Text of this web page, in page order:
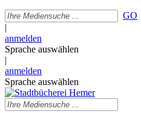
GO
|
anmelden
Sprache auswählen
|
anmelden
Sprache auswählen